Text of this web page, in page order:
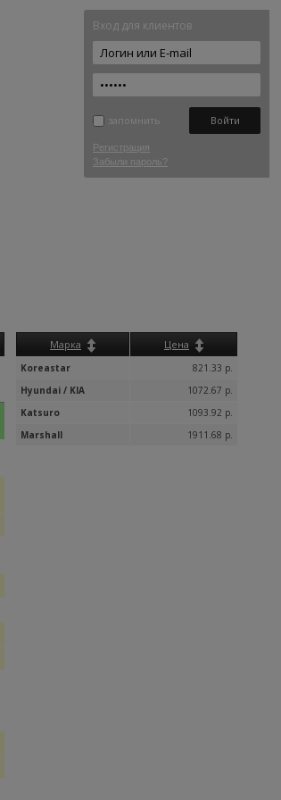
Вход для клиентов
запомнить
Регистрация
Забыли пароль?
Марка Цена
Koreastar
821.33 р.
Hyundai / KIA
1072.67 р.
Katsuro
1093.92 р.
Marshall
1911.68 р.